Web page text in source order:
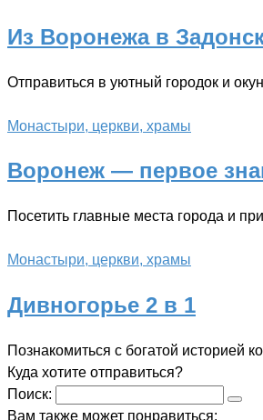
Из Воронежа в
Отправиться в уютный городок и
Монастыри, церкви, храмы
Воронеж — первое
Посетить главные места города и
Монастыри, церкви, храмы
Дивногорье 2 в 1
Познакомиться с богатой историей
Куда хотите отправиться?
Поиск:
Вам также может понравиться: